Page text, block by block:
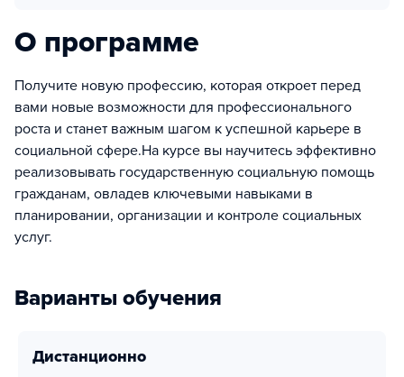
О программе
Получите новую профессию, которая откроет перед
вами новые возможности для профессионального
роста и станет важным шагом к успешной карьере в
социальной сфере.На курсе вы научитесь эффективно
реализовывать государственную социальную помощь
гражданам, овладев ключевыми навыками в
планировании, организации и контроле социальных
услуг.
Варианты обучения
дистанционно